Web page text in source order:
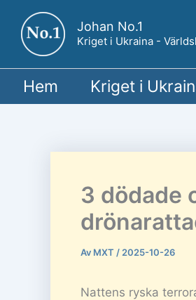
Hoppa
innehåll
Johan No.1
Kriget i Ukraina -
Hem Kriget i
3 dödade
Av MXT / 2025-10-26
Nattens ryska